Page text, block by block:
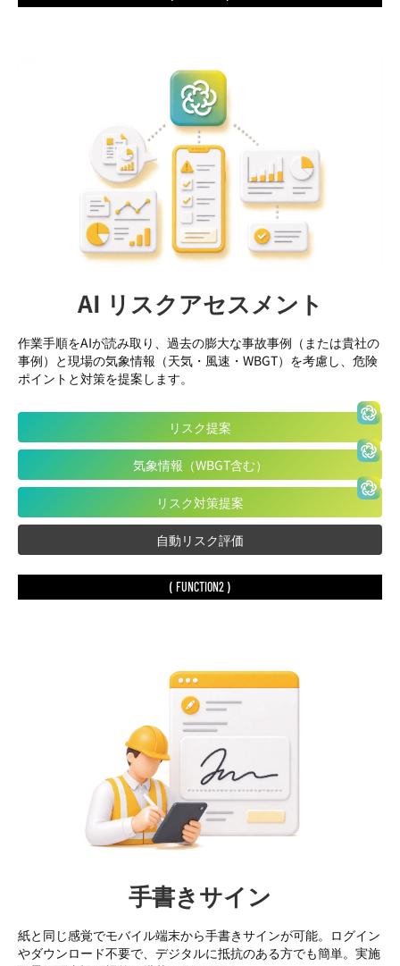
( FUNCTION2 )
AI リスクアセスメント
作業手順をAIが読み取り、過去の膨大な事故事例（または貴社の
事例）と現場の気象情報（天気・風速・WBGT）を考慮し、危険
ポイントと対策を提案します。
リスク提案
気象情報（WBGT含む）
リスク対策提案
自動リスク評価
手書きサイン
紙と同じ感覚でモバイル端末から手書きサインが可能。ログイン
やダウンロード不要で、デジタルに抵抗のある方でも簡単。実施